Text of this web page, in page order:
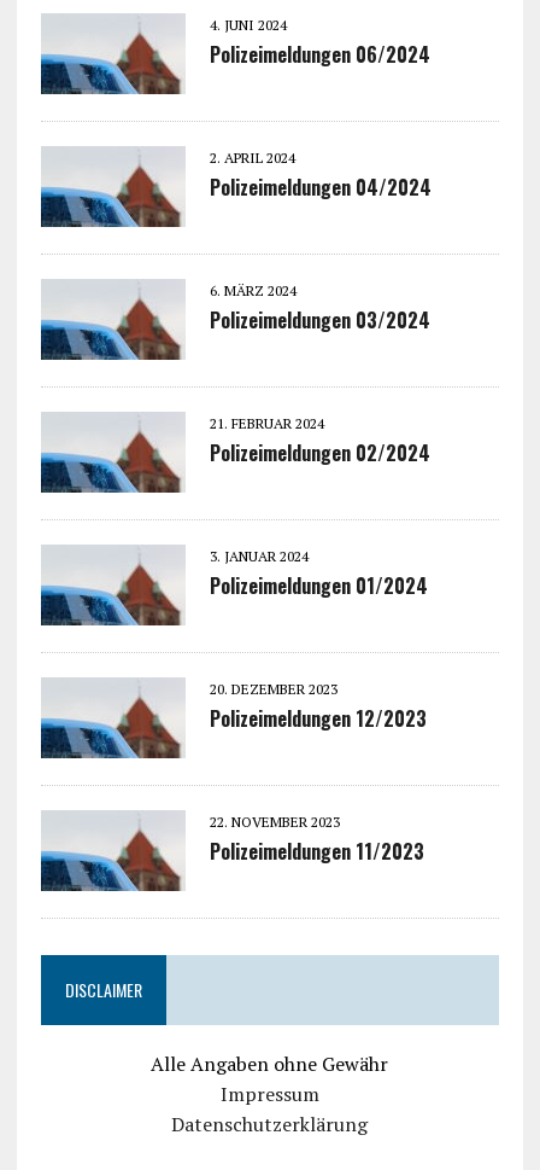
4. JUNI 2024
Polizeimeldungen 06/2024
2. APRIL 2024
Polizeimeldungen 04/2024
6. MÄRZ 2024
Polizeimeldungen 03/2024
21. FEBRUAR 2024
Polizeimeldungen 02/2024
3. JANUAR 2024
Polizeimeldungen 01/2024
20. DEZEMBER 2023
Polizeimeldungen 12/2023
22. NOVEMBER 2023
Polizeimeldungen 11/2023
DISCLAIMER
Alle Angaben ohne Gewähr
Impressum
Datenschutzerklärung